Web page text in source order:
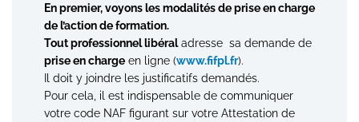
En premier, voyons les modalités de prise en charge
de l’action de formation.
Tout professionnel libéraladresse sa demande de
prise en charge en ligne (www.fifpl.fr).
Il doit y joindre les justificatifs demandés.
Pour cela, il est indispensable de communiquer
votre code NAF figurant sur votre Attestation de